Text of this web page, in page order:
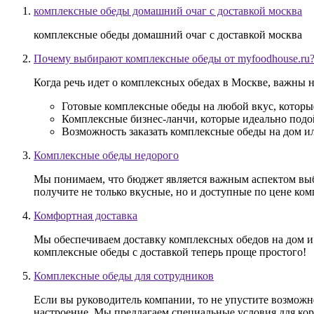
комплексные обеды домашний очаг с доставкой москва
комплексные обеды домашний очаг с доставкой москва
Почему выбирают комплексные обеды от myfoodhouse.ru?
Когда речь идет о комплексных обедах в Москве, важны
Готовые комплексные обеды на любой вкус,
Комплексные бизнес-ланчи, которые идеально
Возможность заказать комплексные обеды на дом
Комплексные обеды недорого
Мы понимаем, что бюджет является важным аспектом
получите не только вкусные, но и доступные по цене
Комфортная доставка
Мы обеспечиваем доставку комплексных обедов на дом
комплексные обеды с доставкой теперь проще простого!
Комплексные обеды для сотрудников
Если вы руководитель компании, то не упустите